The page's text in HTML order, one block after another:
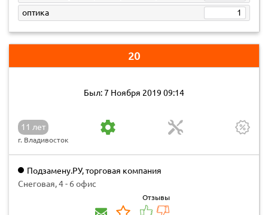
оптика
1
20
Был: 7 Ноября 2019 09:14
11 лет
г. Владивосток
Подзамену.РУ, торговая компания
Снеговая, 4 - 6 офис
Отзывы